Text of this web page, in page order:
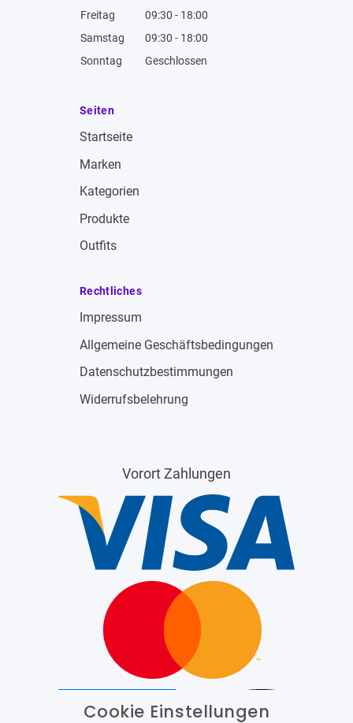
Freitag
09:30 - 18:00
Samstag
09:30 - 18:00
Sonntag
Geschlossen
Seiten
Startseite
Marken
Kategorien
Produkte
Outfits
Rechtliches
Impressum
Allgemeine Geschäftsbedingungen
Datenschutzbestimmungen
Widerrufsbelehrung
Vorort Zahlungen
Cookie Einstellungen